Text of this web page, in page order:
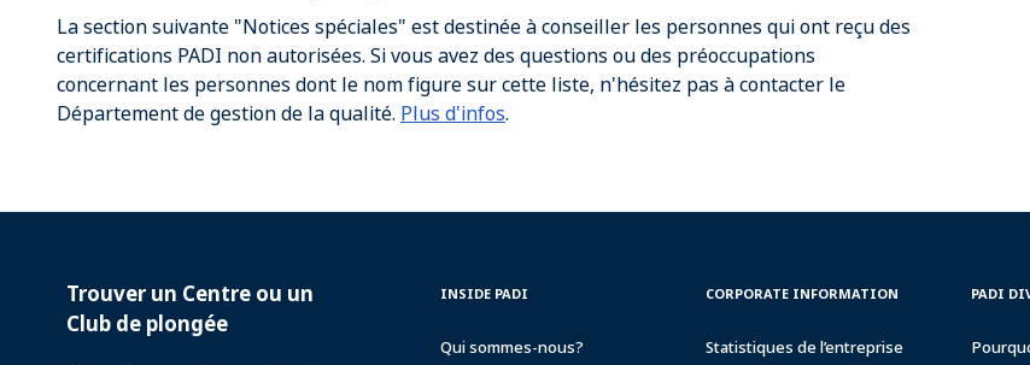
La section suivante "Notices spéciales" est destinée à conseiller les personnes qui ont reçu des
certifications PADI non autorisées. Si vous avez des questions ou des préoccupations
concernant les personnes dont le nom figure sur cette liste, n'hésitez pas à contacter le
Département de gestion de la qualité. Plus d'infos.
PADI
SERVICES
Trouver un Centre ou un
Club de plongée
INSIDE
INSIDE PADI
Qui sommes-nous?
CORPORATE
CORPORATE INFORMATION
Statistiques de l’entreprise
PADI
PADI